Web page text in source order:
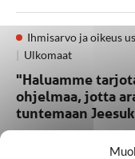
Ihmisarvo ja oikeus
Ulkomaat
"Haluamme
ohjelmaa, jotta
tuntemaan